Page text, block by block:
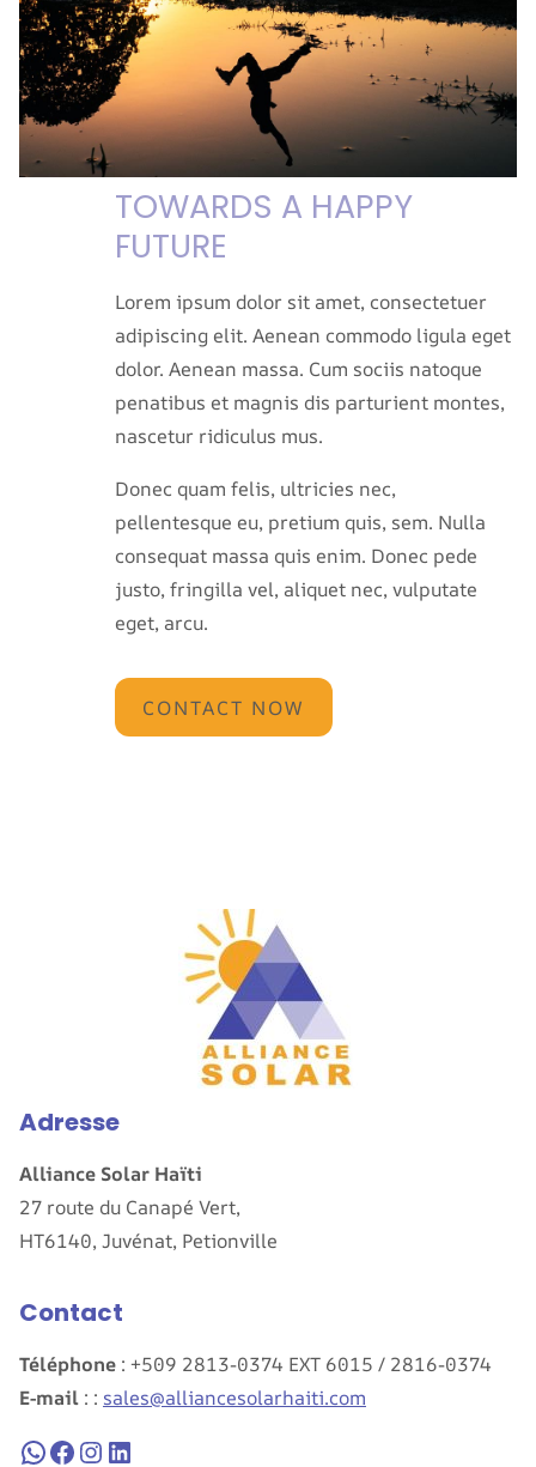
TOWARDS A HAPPY
FUTURE
Lorem ipsum dolor sit amet, consectetuer
adipiscing elit. Aenean commodo ligula eget
dolor. Aenean massa. Cum sociis natoque
penatibus et magnis dis parturient montes,
nascetur ridiculus mus.
Donec quam felis, ultricies nec,
pellentesque eu, pretium quis, sem. Nulla
consequat massa quis enim. Donec pede
justo, fringilla vel, aliquet nec, vulputate
eget, arcu.
CONTACT NOW
Adresse
Alliance Solar Haïti
27 route du Canapé Vert,
HT6140, Juvénat, Petionville
Contact
Téléphone : +509 2813-0374 EXT 6015 / 2816-0374
E-mail : : sales@alliancesolarhaiti.com
WhatsApp
Facebook
Instagram
LinkedIn